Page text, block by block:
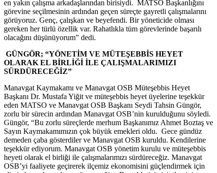
en yakın çalışma arkadaşlarından birisiydi. MATSO Başkanlığını
görevine seçilmesinin ardından geçen süreçte gayretli çalışmalarını
görüyoruz. Genç, çalışkan ve beyefendi. Bir yöneticide olması
gereken her türlü özellik var. Rahatlıkla tüm görevlerinde başarılı
olacağını düşünüyorum” dedi.
GÜNGÖR; “YÖNETİM VE MÜTEŞEBBİS HEYET
OLARAK EL BİRLİĞİ İLE ÇALIŞMALARIMIZI
SÜRDÜRECEĞİZ”
Manavgat Kaymakamı ve Manavgat OSB Müteşebbis Heyet
Başkanı Dr. Mustafa Yiğit ve müteşebbis heyet üyelerine teşekkür
eden MATSO ve Manavgat OSB Başkanı Seydi Tahsin Güngör,
zorlu bir sürecin ardından Manavgat OSB’nin kurulduğunu söyledi.
Güngör, “Bu zorlu süreçlerde merhum Başkanımız Ahmet Boztaş ve
Sayın Kaymakamımızın çok büyük emekleri oldu. Gece gündüz
demeden çaba gösterdiler ve Manavgat OSB kuruldu. Kendilerine
teşekkür ediyorum. Manavgat OSB yönetim kurulu ve müteşebbis
heyeti olarak el birliği ile çalışmalarımızı sürdüreceğiz. Manavgat
OSB’yi faaliyete geçirerek ilçemiz ekonomisini güçlendirmek için